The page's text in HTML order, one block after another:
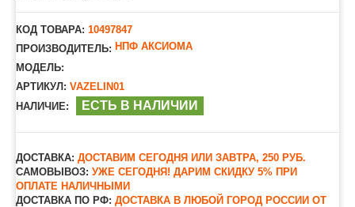
КОД ТОВАРА: 10497847
ПРОИЗВОДИТЕЛЬ: НПФ АКСИОМА
МОДЕЛЬ:
АРТИКУЛ: VAZELIN01
НАЛИЧИЕ:
ЕСТЬ В НАЛИЧИИ
ДОСТАВКА: ДОСТАВИМ СЕГОДНЯ ИЛИ ЗАВТРА, 250 РУБ.
САМОВЫВОЗ: УЖЕ СЕГОДНЯ! ДАРИМ СКИДКУ 5% ПРИ
ОПЛАТЕ НАЛИЧНЫМИ
ДОСТАВКА ПО РФ: ДОСТАВКА В ЛЮБОЙ ГОРОД РОССИИ ОТ